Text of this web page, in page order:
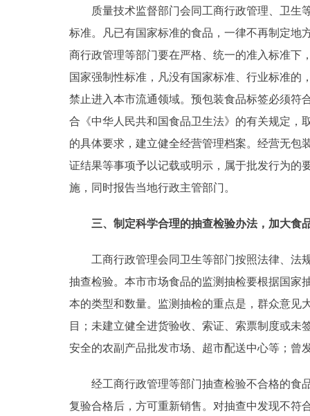
DEUTSCH
ESPAÑOL
质量技术监督部门会同工商行政管理、卫生等
标准。凡已有国家标准的食品，一律不再制定地
商行政管理等部门要在严格、统一的准入标准下
国家强制性标准，凡没有国家标准、行业标准
禁止进入本市流通领域。预包装食品标签必须符
合《中华人民共和国食品卫生法》的有关规定，
的具体要求，建立健全经营管理档案。经营无包
证结果等事项予以记载或明示，属于批发行为的
施，同时报告当地行政主管部门。
三、制定科学合理的抽查检验办法，加大食
工商行政管理会同卫生等部门按照法律、法规
抽查检验。本市市场食品的监测抽检要根据国家
本的类型和数量。监测抽检的重点是，群众意见
目；未建立健全进货验收、索证、索票制度或
安全的农副产品批发市场、超市配送中心等；曾
经工商行政管理等部门抽查检验不合格的食品
复验合格后，方可重新销售。对抽查中发现不